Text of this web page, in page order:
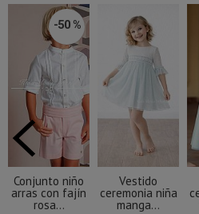
-50 %
Conjunto niño
arras con fajín
rosa...
Vestido
ceremonia niña
manga...